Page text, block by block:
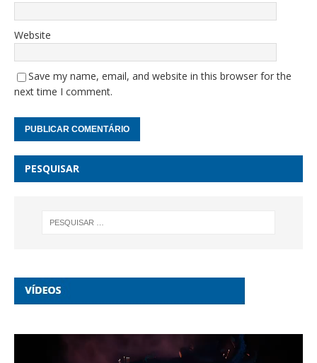
Website
Save my name, email, and website in this browser for the
next time I comment.
PESQUISAR